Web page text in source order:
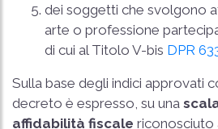
dei soggetti che svolgono
arte o professione
di cui al Titolo V-bis DPR
Sulla base degli indici approvati
decreto è espresso, su una
affidabilità fiscale riconosciuto